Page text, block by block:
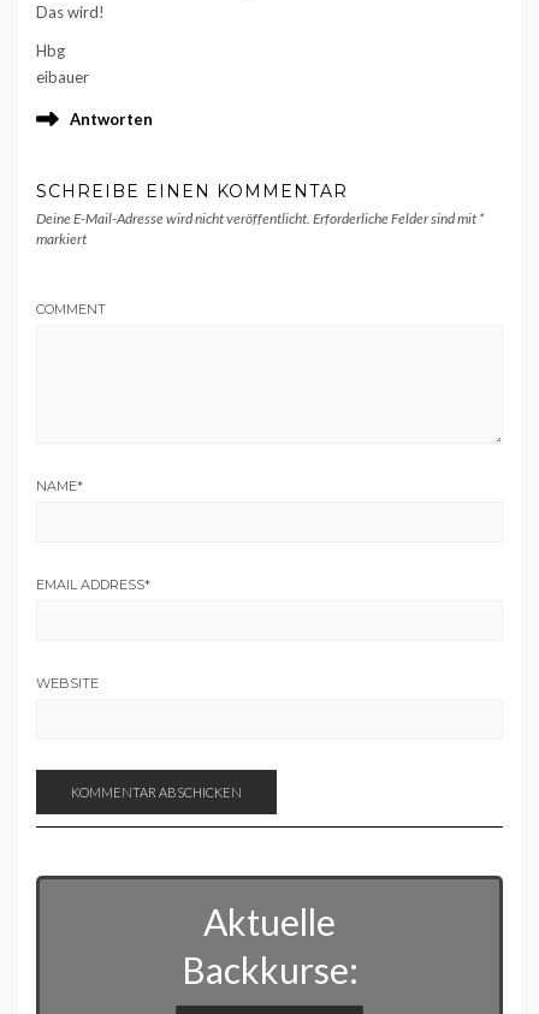
Das wird!
Hbg
eibauer
Antworten
SCHREIBE EINEN KOMMENTAR
Deine E-Mail-Adresse wird nicht veröffentlicht. Erforderliche Felder sind mit *
markiert
COMMENT
NAME*
EMAIL ADDRESS*
WEBSITE
Aktuelle
Backkurse: